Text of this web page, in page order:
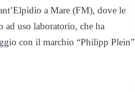
a Mare (FM), dove le
ad uso laboratorio, che ha
con il marchio “Philipp Plein”